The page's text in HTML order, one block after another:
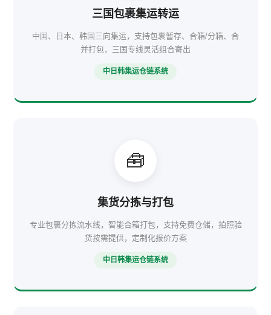
三国包裹集运转运
中国、日本、韩国三向集运，支持包裹暂存、合箱/分箱、合
并打包，三国专线灵活组合寄出
中日韩集运仓链系统
🧰
集货分拣与打包
专业包裹分拣流水线，智能合箱打包，支持免费仓储，拍照验
货按需提供，定制化报价方案
中日韩集运仓链系统